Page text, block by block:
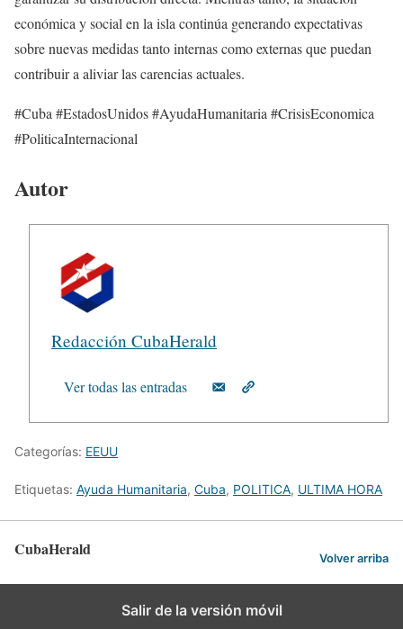
económica y social en la isla continúa generando expectativas
sobre nuevas medidas tanto internas como externas que puedan
contribuir a aliviar las carencias actuales.
#Cuba #EstadosUnidos #AyudaHumanitaria #CrisisEconomica
#PoliticaInternacional
Autor
Redacción CubaHerald
Ver todas las entradas
Categorías: EEUU
Etiquetas: Ayuda Humanitaria, Cuba, POLITICA, ULTIMA HORA
CubaHerald Volver arriba
Salir de la versión móvil